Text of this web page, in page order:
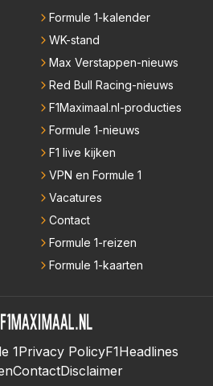
Formule 1-kalender
WK-stand
Max Verstappen-nieuws
Red Bull Racing-nieuws
F1Maximaal.nl-producties
Formule 1-nieuws
F1 live kijken
VPN en Formule 1
Vacatures
Contact
Formule 1-reizen
Formule 1-kaarten
1Privacy PolicyF1Headlines
ContactDisclaimer